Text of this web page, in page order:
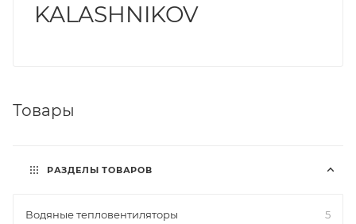
KALASHNIKOV
Товары
РАЗДЕЛЫ ТОВАРОВ
Водяные тепловентиляторы 5